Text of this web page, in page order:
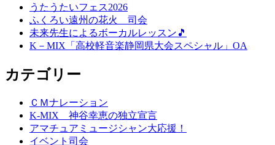
うたうたいフェス2026
ふくろい遠州の花火 司会
未来先生によるボーカルレッスン🎵
K－MIX「高校軽音楽静岡県大会スペシャル」OA
カテゴリー
ＣＭナレーション
K-MIX 神谷幸恵の独立宣言
アマチュアミュージシャン大応援！
イベント司会